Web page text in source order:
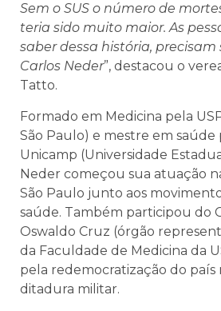
Sem o SUS o número de
teria sido muito maior. As
saber dessa história,
Carlos Neder”, destacou o
Tatto.
Formado em Medicina pela
São Paulo) e mestre em saúde
Unicamp (Universidade
Neder começou sua atuação
São Paulo junto aos
saúde. Também participou do
Oswaldo Cruz (órgão
da Faculdade de Medicina da
pela redemocratização do país
ditadura militar.